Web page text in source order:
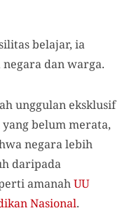
belajar, ia
dan warga.
unggulan eksklusif
belum merata,
negara lebih
daripada
amanahUU
Nasional.